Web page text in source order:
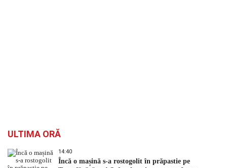
ULTIMA ORĂ
14:40
Încă o mașină s-a rostogolit în prăpastie pe